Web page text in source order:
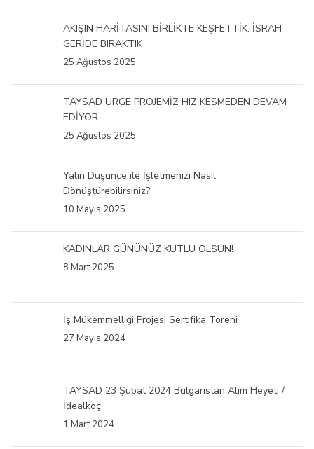
AKIŞIN HARİTASINI BİRLİKTE KEŞFETTİK. İSRAFI
GERİDE BIRAKTIK
25 Ağustos 2025
TAYSAD URGE PROJEMİZ HIZ KESMEDEN DEVAM
EDİYOR
25 Ağustos 2025
Yalın Düşünce ile İşletmenizi Nasıl
Dönüştürebilirsiniz?
10 Mayıs 2025
KADINLAR GÜNÜNÜZ KUTLU OLSUN!
8 Mart 2025
İş Mükemmelliği Projesi Sertifika Töreni
27 Mayıs 2024
TAYSAD 23 Şubat 2024 Bulgaristan Alım Heyeti /
İdealkoç
1 Mart 2024